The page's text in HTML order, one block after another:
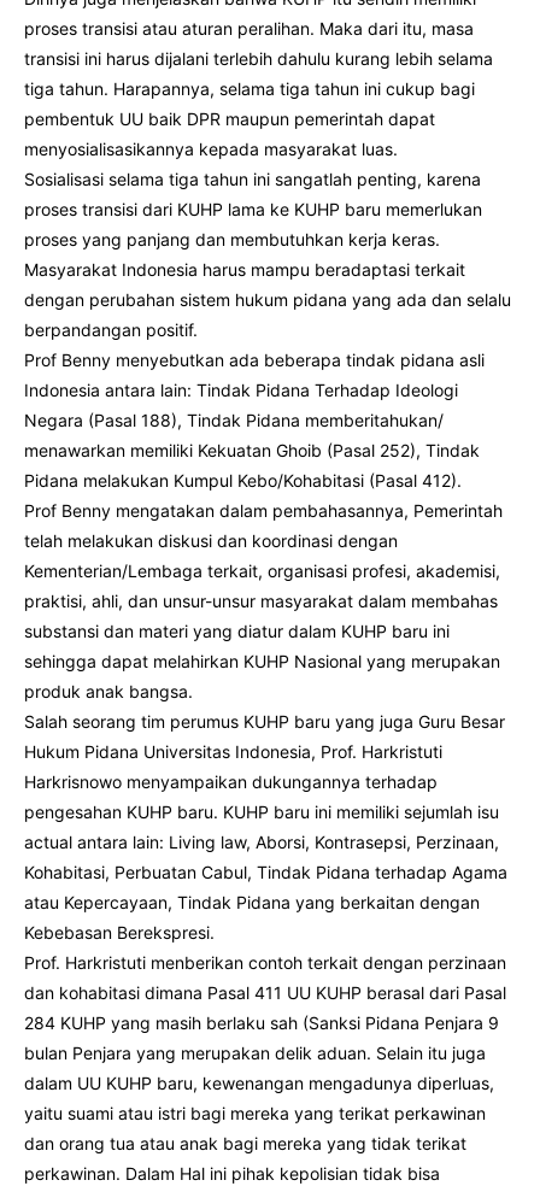
proses transisi atau aturan peralihan. Maka dari itu, masa
transisi ini harus dijalani terlebih dahulu kurang lebih selama
tiga tahun. Harapannya, selama tiga tahun ini cukup bagi
pembentuk UU baik DPR maupun pemerintah dapat
menyosialisasikannya kepada masyarakat luas.
Sosialisasi selama tiga tahun ini sangatlah penting, karena
proses transisi dari KUHP lama ke KUHP baru memerlukan
proses yang panjang dan membutuhkan kerja keras.
Masyarakat Indonesia harus mampu beradaptasi terkait
dengan perubahan sistem hukum pidana yang ada dan selalu
berpandangan positif.
Prof Benny menyebutkan ada beberapa tindak pidana asli
Indonesia antara lain: Tindak Pidana Terhadap Ideologi
Negara (Pasal 188), Tindak Pidana memberitahukan/
menawarkan memiliki Kekuatan Ghoib (Pasal 252), Tindak
Pidana melakukan Kumpul Kebo/Kohabitasi (Pasal 412).
Prof Benny mengatakan dalam pembahasannya, Pemerintah
telah melakukan diskusi dan koordinasi dengan
Kementerian/Lembaga terkait, organisasi profesi, akademisi,
praktisi, ahli, dan unsur-unsur masyarakat dalam membahas
substansi dan materi yang diatur dalam KUHP baru ini
sehingga dapat melahirkan KUHP Nasional yang merupakan
produk anak bangsa.
Salah seorang tim perumus KUHP baru yang juga Guru Besar
Hukum Pidana Universitas Indonesia, Prof. Harkristuti
Harkrisnowo menyampaikan dukungannya terhadap
pengesahan KUHP baru. KUHP baru ini memiliki sejumlah isu
actual antara lain: Living law, Aborsi, Kontrasepsi, Perzinaan,
Kohabitasi, Perbuatan Cabul, Tindak Pidana terhadap Agama
atau Kepercayaan, Tindak Pidana yang berkaitan dengan
Kebebasan Berekspresi.
Prof. Harkristuti menberikan contoh terkait dengan perzinaan
dan kohabitasi dimana Pasal 411 UU KUHP berasal dari Pasal
284 KUHP yang masih berlaku sah (Sanksi Pidana Penjara 9
bulan Penjara yang merupakan delik aduan. Selain itu juga
dalam UU KUHP baru, kewenangan mengadunya diperluas,
yaitu suami atau istri bagi mereka yang terikat perkawinan
dan orang tua atau anak bagi mereka yang tidak terikat
perkawinan. Dalam Hal ini pihak kepolisian tidak bisa